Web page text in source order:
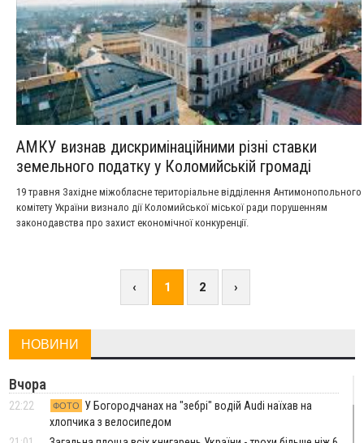
АМКУ визнав дискримінаційними різні ставки
земельного податку у Коломийській громаді
19 травня Західне міжобласне територіальне відділення Антимонопольного
комітету України визнало дії Коломийської міської ради порушенням
законодавства про захист економічної конкуренції.
‹ 1 2 ›
НОВИНИ
Вчора
22:22 ФОТО
У Богородчанах на "зебрі" водій Audi наїхав на
хлопчика з велосипедом